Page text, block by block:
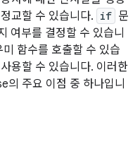
교할 수 있습니다. if 문
여부를 결정할 수 있습니
함수를 호출할 수 있습
용할 수 있습니다. 이러한
주요 이점 중 하나입니